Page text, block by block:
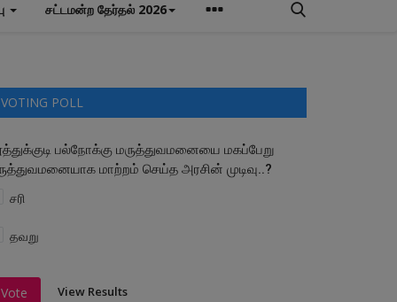
சட்டமன்ற தேர்தல் 2026
VOTING POLL
பல்நோக்கு மருத்துவமனையை மகப்பேறு
மாற்றம் செய்த அரசின் முடிவு..?
சரி
தவறு
Vote View Results